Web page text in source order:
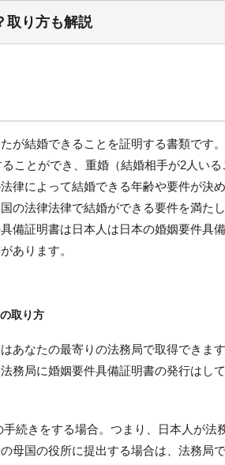
取り方も解説
が結婚できることを証明する書類です
ことができ、重婚（結婚相手が2人い
律によって結婚できる年齢や要件が決
の法律法律で結婚ができる要件を満た
備証明書は日本人は日本の婚姻要件具
あります。
取り方
あなたの最寄りの法務局で取得できま
務局に婚姻要件具備証明書の発行はし
続きをする場合。つまり、日本人が法
母国の役所に提出する場合は、法務局